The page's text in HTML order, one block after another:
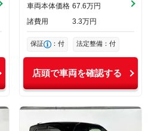
車両本体価格 67 6万円
諸費用
3 3万円
保証 ：付 法定整備：付
店頭で車両を確認する